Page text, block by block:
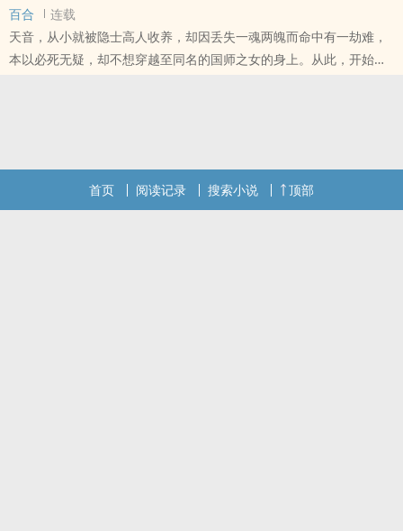
百合
连载
天音，从小就被隐士高人收养，却因丢失一魂两魄而命中有一劫难，
本以必死无疑，却不想穿越至同名的国师之女的身上。从此，开始锋
首页 阅读记录 搜索小说 顶部